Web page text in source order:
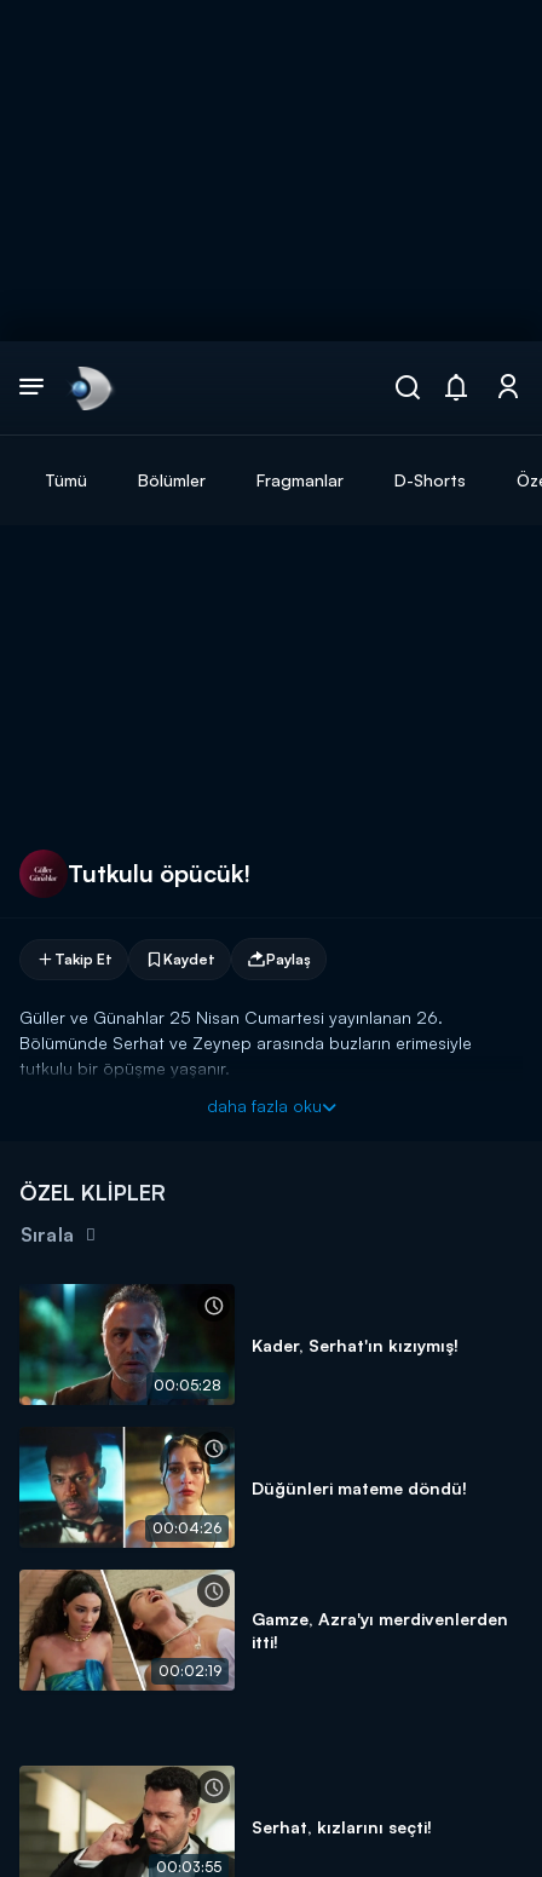
Tümü Bölümler Fragmanlar D-Shorts
Tutkulu öpücük!
Takip Et Kaydet Paylaş
Güller ve Günahlar 25 Nisan Cumartesi yayınlanan 26.
Bölümünde Serhat ve Zeynep arasında buzların erimesiyle
tutkulu bir öpüşme yaşanır.
Güller ve Günahlar yeni bölümleriyle cumartesi akşamı
daha fazla oku
ÖZEL KLİPLER
Sırala
00:05:28
Kader, Serhat'ın kızıymış!
00:04:26
Düğünleri mateme döndü!
00:02:19
Gamze, Azra'yı merdivenlerden
itti!
00:03:55
Serhat, kızlarını seçti!